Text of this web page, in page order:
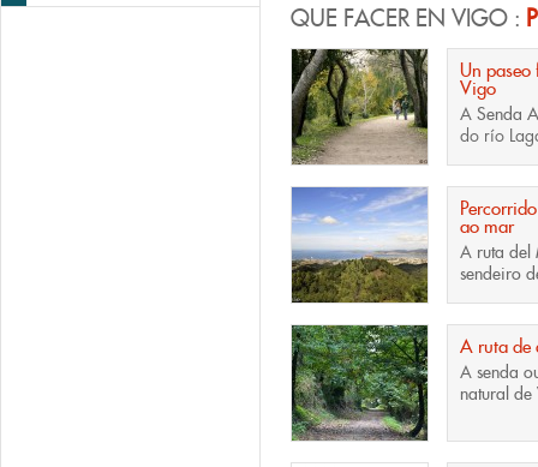
QUE FACER EN VIGO :
Un paseo
Vigo
A Senda
do río
ao mar
A ruta del
sendeiro
A ruta de
A senda
natural